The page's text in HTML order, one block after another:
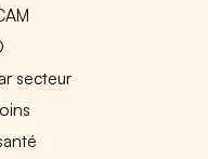
secteur